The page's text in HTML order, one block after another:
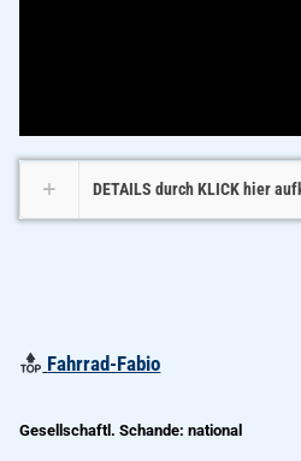
DETAILS durch KLICK hier
Fahrrad-Fabio
Gesellschaftl. Schande: national